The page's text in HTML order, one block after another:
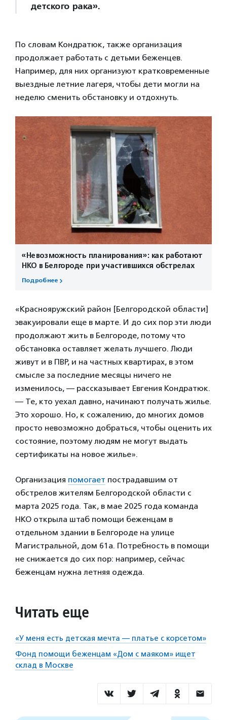
детского рака».
По словам Кондратюк, также организация
продолжает работать с детьми беженцев.
Например, для них организуют кратковременные
выездные летние лагеря, чтобы дети могли на
неделю сменить обстановку и отдохнуть.
«Невозможность планирования»: как работают
НКО в Белгороде при участившихся обстрелах
Подробнее
«Краснояружский район [Белгородской области]
эвакуировали еще в марте. И до сих пор эти люди
продолжают жить в Белгороде, потому что
обстановка оставляет желать лучшего. Люди
живут и в ПВР, и на частных квартирах, в этом
смысле за последние месяцы ничего не
изменилось, — рассказывает Евгения Кондратюк.
— Те, кто уехал давно, начинают получать жилье.
Это хорошо. Но, к сожалению, до многих домов
просто невозможно добраться, чтобы оценить их
состояние, поэтому людям не могут выдать
сертификаты на новое жилье».
Организация помогает пострадавшим от
обстрелов жителям Белгородской области с
марта 2025 года. Так, в мае 2025 года команда
НКО открыла штаб помощи беженцам в
отдельном здании в Белгороде на улице
Магистральной, дом 61а. Потребность в помощи
не снижается до сих пор: например, сейчас
беженцам нужна летняя одежда.
Читать еще
«У меня есть детская мечта — платье с корсетом»
Фонд помощи беженцам «Дом с маяком» ищет
склад в Москве